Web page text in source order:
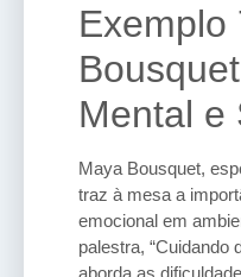
Exemplo
Mental e
Maya Bousquet,
traz à mesa a
emocional em
palestra, “Cuidando
aborda as